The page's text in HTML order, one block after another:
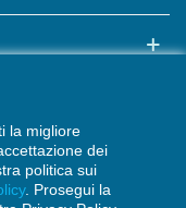
la migliore
dei
politica sui
. Prosegui la